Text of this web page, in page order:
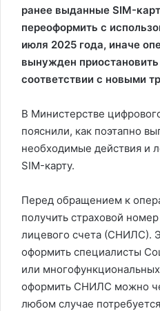
ранее выданные SIM-
переоформить с
июля 2025 года, иначе
вынужден
соответствии с новыми
В Министерстве
пояснили, как поэтапно
необходимые действия и
SIM-карту.
Перед обращением к
получить страховой
лицевого счета (СНИЛС).
оформить специалисты
или
оформить СНИЛС можно
любом случае